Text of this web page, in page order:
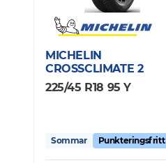
MICHELIN
CROSSCLIMATE 2
225/45 R18 95 Y
Sommar Punkteringsfritt